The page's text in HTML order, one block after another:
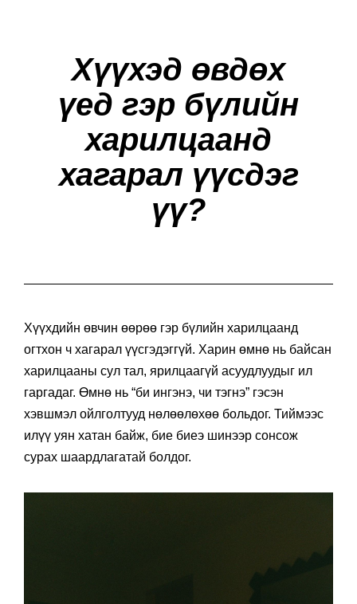
Хүүхэд өвдөх
үед гэр бүлийн
харилцаанд
хагарал үүсдэг
үү?
Хүүхдийн өвчин өөрөө гэр бүлийн харилцаанд
огтхон ч хагарал үүсгэдэггүй. Харин өмнө нь байсан
харилцааны сул тал, ярилцаагүй асуудлуудыг ил
гаргадаг. Өмнө нь “би ингэнэ, чи тэгнэ” гэсэн
хэвшмэл ойлголтууд нөлөөлөхөө больдог. Тиймээс
илүү уян хатан байж, бие биеэ шинээр сонсож
сурах шаардлагатай болдог.